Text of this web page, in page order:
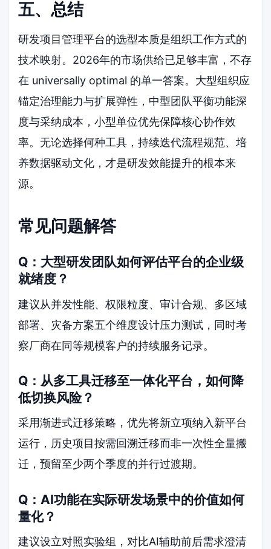
五、总结
研发项目管理平台的选型本质是组织工作方式的
技术映射。2026年的市场供给已足够丰富，不存
在 universally optimal 的单一答案。大型组织应
锚定治理能力与扩展弹性，中型团队平衡功能深
度与采纳成本，小型单位优先保障核心协作效
率。无论选择何种工具，持续迭代流程规范、培
养数据驱动文化，才是研发效能提升的根本来
源。
常见问题解答
Q：大型研发团队如何评估平台的企业级
就绪度？
建议从并发性能、权限粒度、审计合规、多区域
部署、灾备方案五个维度设计压力测试，同时考
察厂商在同等规模客户的持续服务记录。
Q：从多工具迁移至一体化平台，如何降
低切换风险？
采用渐进式迁移策略，优先将新立项纳入新平台
运行，历史项目按需回溯迁移而非一次性全量搬
迁，预留至少两个季度的并行过渡期。
Q：AI功能在实际研发场景中的价值如何
量化？
建议设立对照实验组，对比AI辅助前后需求澄清